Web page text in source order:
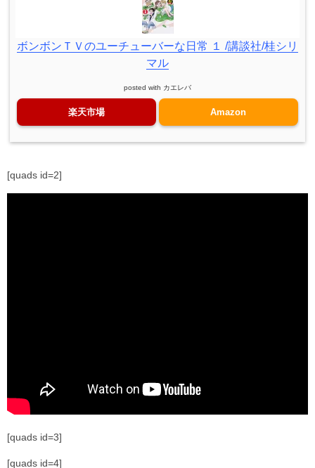
ボンボンＴＶのユーチューバーな日常 １ /講談社/桂シリ
マル
posted with カエレバ
楽天市場 Amazon
[quads id=2]
[quads id=3]
[quads id=4]